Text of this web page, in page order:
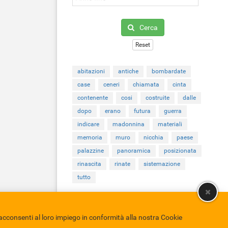
Cerca
Reset
abitazioni antiche
bombardate
case
ceneri chiamata
cinta
contenente
cosi costruite
dalle
dopo
erano futura
guerra
indicare
madonnina
materiali
memoria
muro nicchia
paese
palazzine
panoramica
posizionata
rinascita
rinate
sistemazione
tutto
al loro impiego in conformità alla nostra Cookie